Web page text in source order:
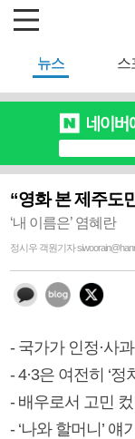
뉴스 스
“영화 본 제주도
‘내 이름은’ 염혜란
정시우 객원기자
- 국가가 인정·사
- 4·3은 여전히 ‘정
- 배우로서 고민
- ‘나와 할머니’ 얘